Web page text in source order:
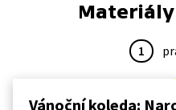
1
Vánoční koleda: